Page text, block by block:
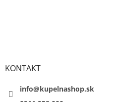
KONTAKT
info@kupelnashop.sk